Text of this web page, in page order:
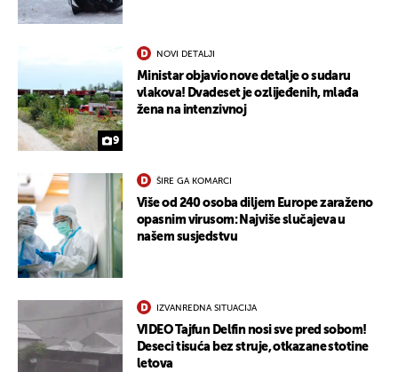
9
NOVI DETALJI
Ministar objavio nove detalje o sudaru
vlakova! Dvadeset je ozlijeđenih, mlađa
žena na intenzivnoj
ŠIRE GA KOMARCI
Više od 240 osoba diljem Europe zaraženo
opasnim virusom: Najviše slučajeva u
našem susjedstvu
IZVANREDNA SITUACIJA
VIDEO Tajfun Delfin nosi sve pred sobom!
Deseci tisuća bez struje, otkazane stotine
letova
UKLJUČITE NOTIFIKACIJE